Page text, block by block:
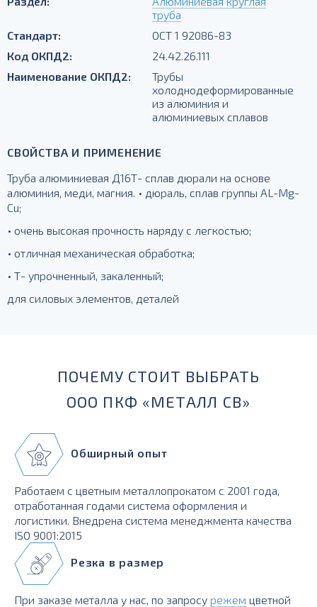
труба
Стандарт:
ОСТ 1 92086-83
Код ОКПД2:
24.42.26.111
Наименование ОКПД2:
Трубы
холоднодеформированные
из алюминия и
алюминиевых сплавов
СВОЙСТВА И ПРИМЕНЕНИЕ
Труба алюминиевая Д16Т- сплав дюрали на основе
алюминия, меди, магния. • дюраль, сплав группы AL-Mg-
Cu;
• очень высокая прочность наряду с легкостью;
• отличная механическая обработка;
• Т- упрочненный, закаленный;
для силовых элементов, деталей
ПОЧЕМУ СТОИТ ВЫБРАТЬ
ООО ПКФ «МЕТАЛЛ СВ»
Обширный опыт
Работаем с цветным металлопрокатом с 2001 года,
отработанная годами система оформления и
логистики. Внедрена система менеджмента качества
ISO 9001:2015
Резка в размер
При заказе металла у нас, по запросу режем цветной